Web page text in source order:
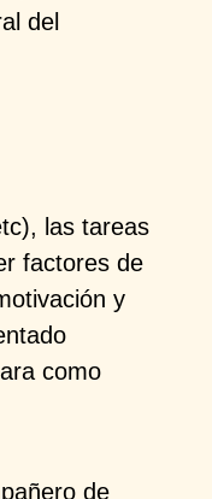
del
las tareas
factores de
y
como
de